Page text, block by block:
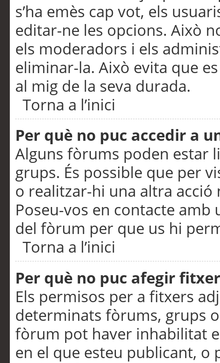
s’ha emès cap vot, els
editar-ne les opcions. Això
els moderadors i els
eliminar-la. Això evita que
al mig de la seva durada.
Torna a l’inici
Per què no puc accedir a
Alguns fòrums poden estar
grups. És possible que per
o realitzar-hi una altra acció
Poseu-vos en contacte
del fòrum per que us hi
Torna a l’inici
Per què no puc afegir
Els permisos per a fitxers
determinats fòrums, grups
fòrum pot haver inhabilitat
en el que esteu publicant,